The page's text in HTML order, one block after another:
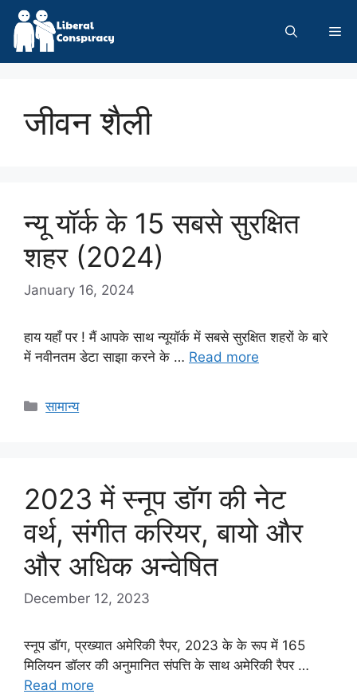
Skip
content
जीवन शैली
न्यू यॉर्क के 15 सबसे सुरक्षित
शहर (2024)
January 16, 2024
हाय यहाँ पर ! मैं आपके साथ न्यूयॉर्क में सबसे सुरक्षित शहरों के बारे
में नवीनतम डेटा साझा करने के … Read more
Categories
सामान्य
2023 में स्नूप डॉग की नेट
वर्थ, संगीत करियर, बायो और
और अधिक अन्वेषित
December 12, 2023
स्नूप डॉग, प्रख्यात अमेरिकी रैपर, 2023 के के रूप में 165
मिलियन डॉलर की अनुमानित संपत्ति के साथ अमेरिकी रैपर …
Read more